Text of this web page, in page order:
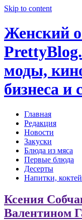
Skip to content
Женский
моды,
бизнеса и
Главная
Редакция
Новости
Закуски
Блюда из мяса
Первые блюда
Десерты
Напитки,
Ксения
Валентином